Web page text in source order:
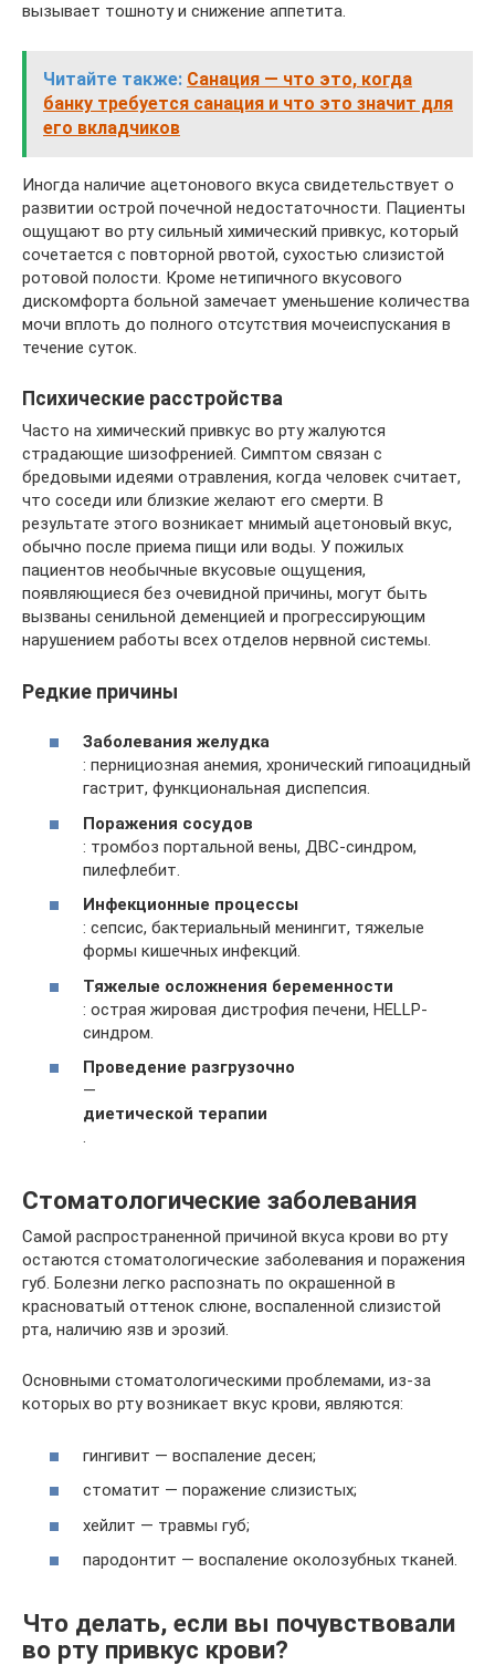
вызывает тошноту и снижение аппетита.
Читайте также: Санация — что это, когда
банку требуется санация и что это значит для
его вкладчиков
Иногда наличие ацетонового вкуса свидетельствует о
развитии острой почечной недостаточности. Пациенты
ощущают во рту сильный химический привкус, который
сочетается с повторной рвотой, сухостью слизистой
ротовой полости. Кроме нетипичного вкусового
дискомфорта больной замечает уменьшение количества
мочи вплоть до полного отсутствия мочеиспускания в
течение суток.
Психические расстройства
Часто на химический привкус во рту жалуются
страдающие шизофренией. Симптом связан с
бредовыми идеями отравления, когда человек считает,
что соседи или близкие желают его смерти. В
результате этого возникает мнимый ацетоновый вкус,
обычно после приема пищи или воды. У пожилых
пациентов необычные вкусовые ощущения,
появляющиеся без очевидной причины, могут быть
вызваны сенильной деменцией и прогрессирующим
нарушением работы всех отделов нервной системы.
Редкие причины
Заболевания желудка
: пернициозная анемия, хронический гипоацидный
гастрит, функциональная диспепсия.
Поражения сосудов
: тромбоз портальной вены, ДВС-синдром,
пилефлебит.
Инфекционные процессы
: сепсис, бактериальный менингит, тяжелые
формы кишечных инфекций.
Тяжелые осложнения беременности
: острая жировая дистрофия печени, HELLP-
синдром.
Проведение разгрузочно
—
диетической терапии
.
Стоматологические заболевания
Самой распространенной причиной вкуса крови во рту
остаются стоматологические заболевания и поражения
губ. Болезни легко распознать по окрашенной в
красноватый оттенок слюне, воспаленной слизистой
рта, наличию язв и эрозий.
Основными стоматологическими проблемами, из-за
которых во рту возникает вкус крови, являются:
гингивит — воспаление десен;
стоматит — поражение слизистых;
хейлит — травмы губ;
пародонтит — воспаление околозубных тканей.
Что делать, если вы почувствовали
во рту привкус крови?